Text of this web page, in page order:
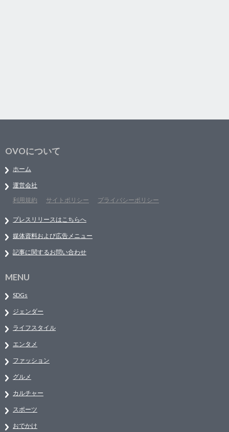
OVOについて
ホーム
運営会社
利用規約
サイトポリシー プライバシーポリシー
プレスリリースはこちらへ
媒体資料および広告メニュー
記事に関するお問い合わせ
MENU
SDGs
ジェンダー
ライフスタイル
エンタメ
ファッション
グルメ
カルチャー
スポーツ
おでかけ